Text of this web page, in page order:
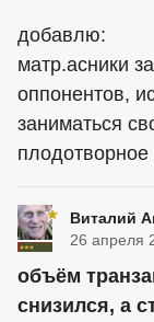
добавлю:
матр.асники
оппонентов,
заниматься
Виталий
26 апреля
объём
снизился, а